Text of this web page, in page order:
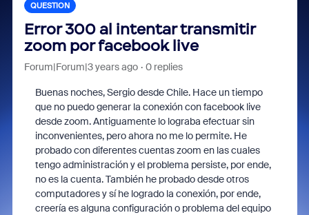
QUESTION
Error 300 al intentar transmitir
zoom por facebook live
Forum|Forum|3 years ago 0 replies
Buenas noches, Sergio desde Chile. Hace un tiempo
que no puedo generar la conexión con facebook live
desde zoom. Antiguamente lo lograba efectuar sin
inconvenientes, pero ahora no me lo permite. He
probado con diferentes cuentas zoom en las cuales
tengo administración y el problema persiste, por ende,
no es la cuenta. También he probado desde otros
computadores y sí he logrado la conexión, por ende,
creería es alguna configuración o problema del equipo